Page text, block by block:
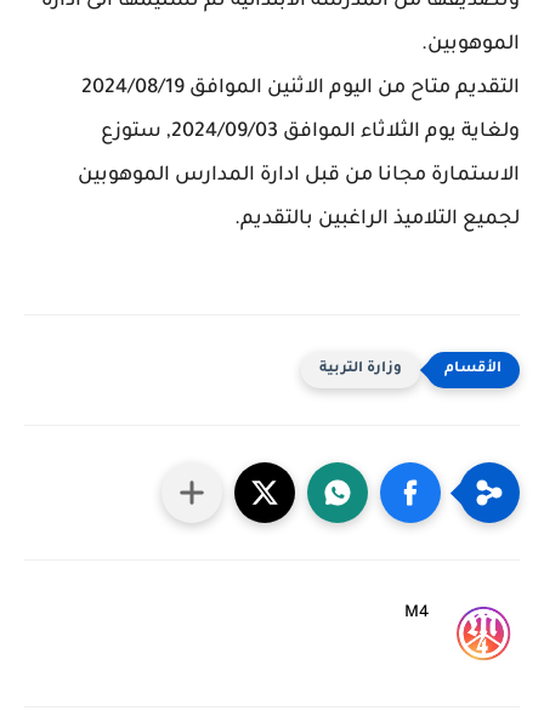
الموهوبين.
التقديم متاح من اليوم الاثنين الموافق 2024/08/19
ولغاية يوم الثلاثاء الموافق 2024/09/03, ستوزع
الاستمارة مجانا من قبل ادارة المدارس الموهوبين
لجميع التلاميذ الراغبين بالتقديم.
وزارة التربية
M4